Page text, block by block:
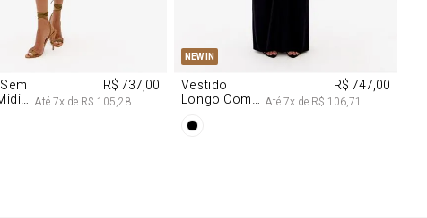
M
R$ 737,00
Até7x de R$ 105,28
NEW IN
PP M
Vestido
Longo Com
Na Frente
R$ 747,00
Até7x de R$ 106,71